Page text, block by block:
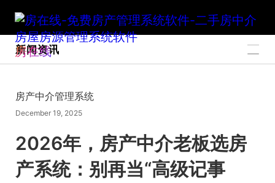
房在线
新闻资讯
房产中介管理系统
December 19, 2025
2026年，房产中介老板选房
产系统：别再当“高级记事